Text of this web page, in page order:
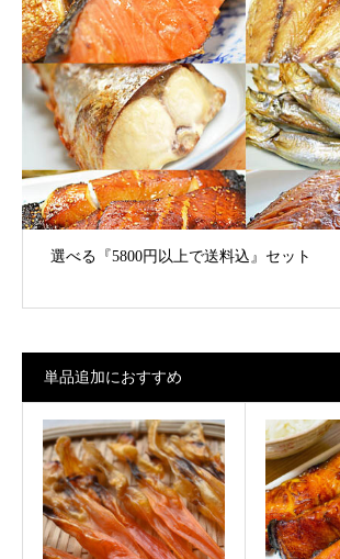
選べる『5800円以上で送料込』セット
単品追加におすすめ